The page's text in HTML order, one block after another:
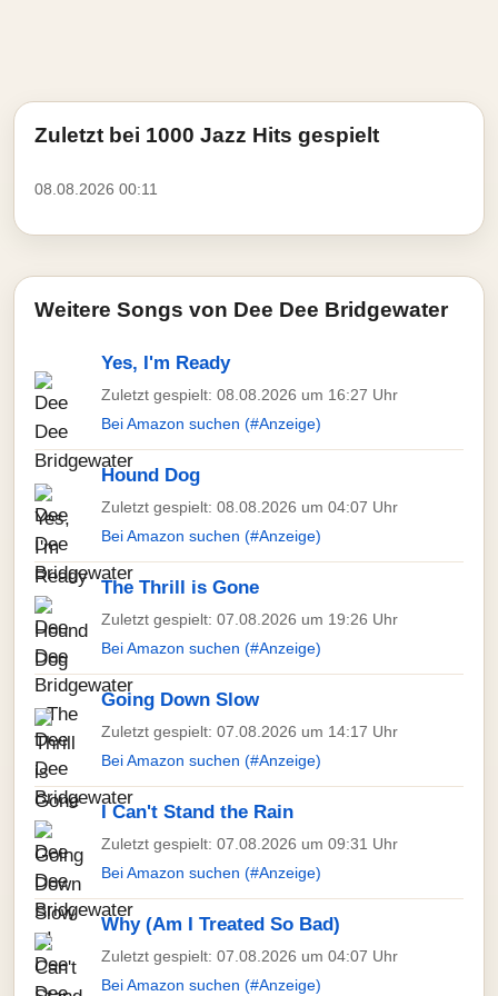
Zuletzt bei 1000 Jazz Hits gespielt
08.08.2026 00:11
Weitere Songs von Dee Dee Bridgewater
Yes, I'm Ready
Zuletzt gespielt: 08.08.2026 um 16:27 Uhr
Bei Amazon suchen (#Anzeige)
Hound Dog
Zuletzt gespielt: 08.08.2026 um 04:07 Uhr
Bei Amazon suchen (#Anzeige)
The Thrill is Gone
Zuletzt gespielt: 07.08.2026 um 19:26 Uhr
Bei Amazon suchen (#Anzeige)
Going Down Slow
Zuletzt gespielt: 07.08.2026 um 14:17 Uhr
Bei Amazon suchen (#Anzeige)
I Can't Stand the Rain
Zuletzt gespielt: 07.08.2026 um 09:31 Uhr
Bei Amazon suchen (#Anzeige)
Why (Am I Treated So Bad)
Zuletzt gespielt: 07.08.2026 um 04:07 Uhr
Bei Amazon suchen (#Anzeige)